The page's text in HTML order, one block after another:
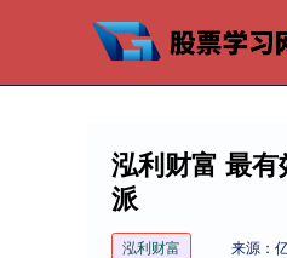
泓利财富 最
派
泓利财富 来源：